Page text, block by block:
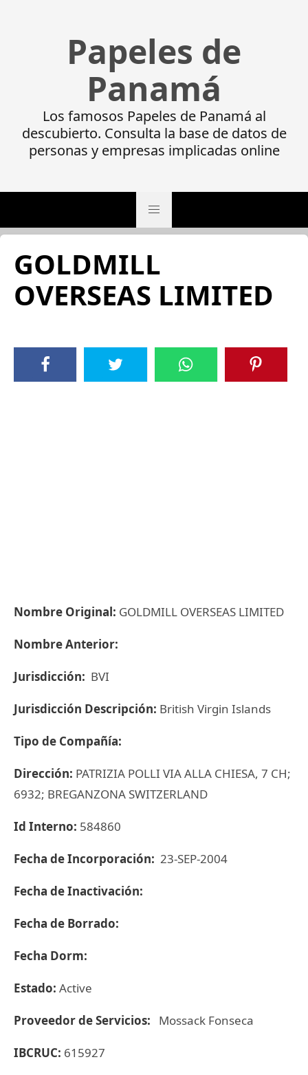
Papeles de
Panamá
Los famosos Papeles de Panamá al
descubierto. Consulta la base de datos de
personas y empresas implicadas online
GOLDMILL
OVERSEAS LIMITED
Nombre Original: GOLDMILL OVERSEAS LIMITED
Nombre Anterior:
Jurisdicción: BVI
Jurisdicción Descripción: British Virgin Islands
Tipo de Compañía:
Dirección: PATRIZIA POLLI VIA ALLA CHIESA, 7 CH;
6932; BREGANZONA SWITZERLAND
Id Interno: 584860
Fecha de Incorporación: 23-SEP-2004
Fecha de Inactivación:
Fecha de Borrado:
Fecha Dorm:
Estado: Active
Proveedor de Servicios: Mossack Fonseca
IBCRUC: 615927